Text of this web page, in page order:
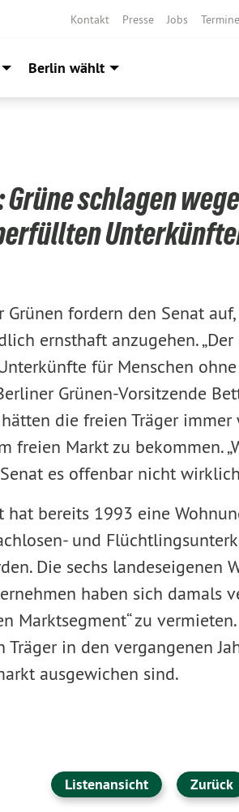
Kontakt Presse Jobs Termine
Berlin wählt
Grüne schlagen
Grünen fordern den Senat auf,
ernsthaft anzugehen.
für Menschen
Grünen-Vorsitzende
die freien Träger immer
freien Markt zu bekommen.
es offenbar nicht
hat bereits 1993 eine
und
Die sechs landeseigenen
haben sich damals
Marktsegment“ zu
Träger in den vergangenen
ausgewichen sind.
Listenansicht Zurück